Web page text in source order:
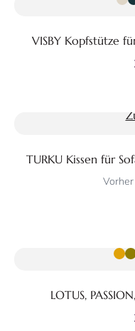
VISBY Kopfstütze
TURKU Kissen für
Vorher
LOTUS,